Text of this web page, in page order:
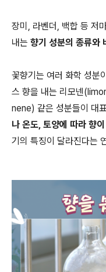
장미, 라벤더, 백합 등 저
내는 향기 성분의 종류와
꽃향기는 여러 화학 성분
스 향을 내는 리모넨
nene) 같은 성분들이 대
나 온도, 토양에 따라 향
기의 특징이 달라진다는